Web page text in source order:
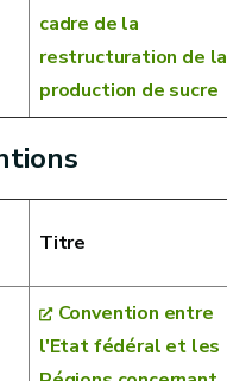
cadre de la
restructuration de la
production de sucre
Titre
Convention entre
l'Etat fédéral et les